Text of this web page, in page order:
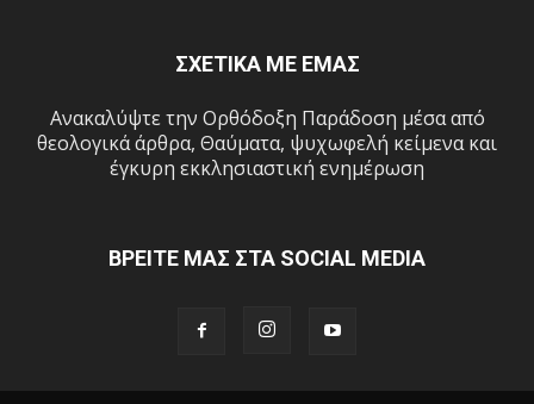
ΣΧΕΤΙΚΑ ΜΕ ΕΜΑΣ
Ανακαλύψτε την Ορθόδοξη Παράδοση μέσα από
θεολογικά άρθρα, Θαύματα, ψυχωφελή κείμενα και
έγκυρη εκκλησιαστική ενημέρωση
ΒΡΕΙΤΕ ΜΑΣ ΣΤΑ SOCIAL MEDIA